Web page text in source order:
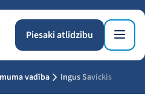
Piesaki atlīdzību
vadība Ingus Savickis